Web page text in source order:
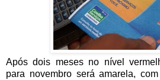
Após dois meses no nível
para novembro será amarela,